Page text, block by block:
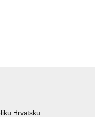
Hrvatsku